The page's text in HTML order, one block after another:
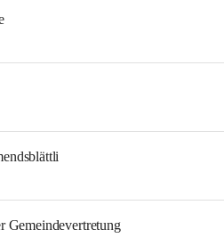
Gemeindevertretung